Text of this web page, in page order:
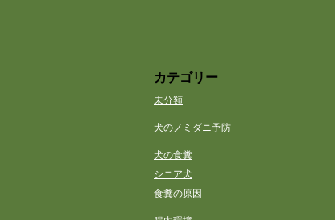
カテゴリー
未分類
犬のノミダニ予防
犬の食糞
シニア犬
食糞の原因